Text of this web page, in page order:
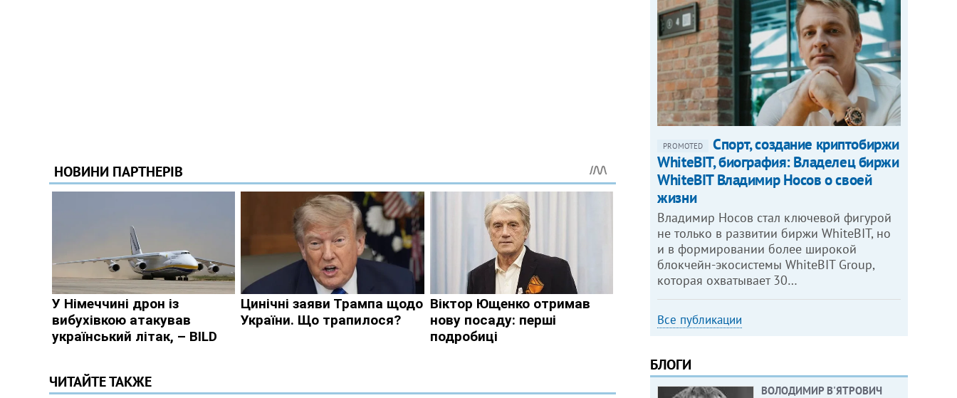
ЧИТАЙТЕ ТАКЖЕ
PROMOTED
Спорт, создание криптобиржи
WhiteBIT, биография: Владелец биржи
WhiteBIT Владимир Носов о своей
жизни
Владимир Носов стал ключевой фигурой
не только в развитии биржи WhiteBIT, но
и в формировании более широкой
блокчейн-экосистемы WhiteBIT Group,
которая охватывает 30…
Все публикации
БЛОГИ
ВОЛОДИМИР В'ЯТРОВИЧ